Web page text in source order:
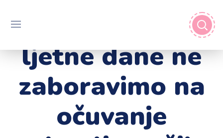
ljetne dane ne
zaboravimo na
očuvanje